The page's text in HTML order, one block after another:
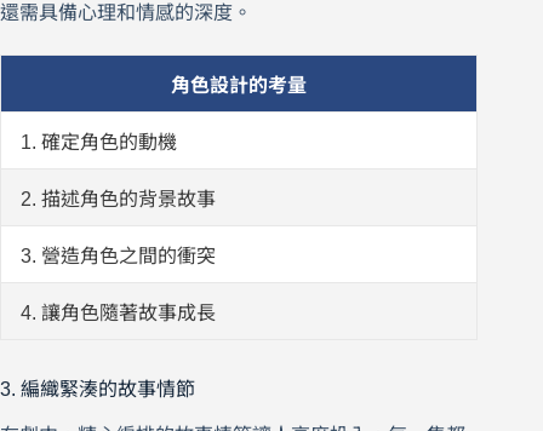
還需具備心理和情感的深度。
角色設計的考量
1. 確定角色的動機
2. 描述角色的背景故事
3. 營造角色之間的衝突
4. 讓角色隨著故事成長
3. 編織緊湊的故事情節